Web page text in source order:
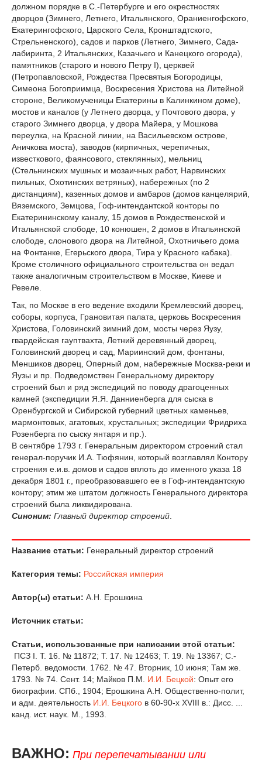
должном порядке в С.-Петербурге и его окрестностях
дворцов (Зимнего, Летнего, Итальянского, Ораниенгофского,
Екатерингофского, Царского Села, Кронштадтского,
Стрельненского), садов и парков (Летнего, Зимнего, Сада-
лабиринта, 2 Итальянских, Казачьего и Канецкого огорода),
памятников (старого и нового Петру I), церквей
(Петропавловской, Рождества Пресвятыя Богородицы,
Симеона Богоприимца, Воскресения Христова на Литейной
стороне, Великомученицы Екатерины в Калинкином доме),
мостов и каналов (у Летнего дворца, у Почтового двора, у
старого Зимнего дворца, у двора Майера, у Мошкова
переулка, на Красной линии, на Васильевском острове,
Аничкова моста), заводов (кирпичных, черепичных,
известкового, фаянсового, стеклянных), мельниц
(Стельнинских мушных и мозаичных работ, Нарвинских
пильных, Охотинских ветряных), набережных (по 2
дистанциям), казенных домов и амбаров (домов канцелярий,
Вяземского, Земцова, Гоф-интендантской конторы по
Екатерининскому каналу, 15 домов в Рождественской и
Итальянской слободе, 10 конюшен, 2 домов в Итальянской
слободе, слонового двора на Литейной, Охотничьего дома
на Фонтанке, Егерьского двора, Тира у Красного кабака).
Кроме столичного официального строительства он ведал
также аналогичным строительством в Москве, Киеве и
Ревеле.
Так, по Москве в его ведение входили Кремлевский дворец,
соборы, корпуса, Грановитая палата, церковь Воскресения
Христова, Головинский зимний дом, мосты через Яузу,
гвардейская гауптвахта, Летний деревянный дворец,
Головинский дворец и сад, Мариинский дом, фонтаны,
Меншиков дворец, Оперный дом, набережные Москва-реки и
Яузы и пр. Подведомствен Генеральному директору
строений был и ряд экспедиций по поводу драгоценных
камней (экспедиции Я.Я. Данниенберга для сыска в
Оренбургской и Сибирской губерний цветных каменьев,
мармонтовых, агатовых, хрустальных; экспедиции Фридриха
Розенберга по сыску янтаря и пр.).
В сентябре 1793 г. Генеральным директором строений стал
генерал-поручик И.А. Тюфянин, который возглавлял Контору
строения е.и.в. домов и садов вплоть до именного указа 18
декабря 1801 г., преобразовавшего ее в Гоф-интендантскую
контору; этим же штатом должность Генерального директора
строений была ликвидирована.
Синоним: Главный директор строений
Название статьи: Генеральный директор строений
Категория темы: Российская империя
Автор(ы) статьи: А.Н. Ерошкина
Источник статьи:
Статьи, использованные при написании этой статьи:
ПСЗ I. Т. 16. № 11872; Т. 17. № 12463; Т. 19. № 13367; С.-
Петерб. ведомости. 1762. № 47. Вторник, 10 июня; Там же.
1793. № 74. Сент. 14; Майков П.М. И.И. Бецкой: Опыт его
биографии. СПб., 1904; Ерошкина А.Н. Общественно-полит,
и адм. деятельность И.И. Бецкого в 60-90-х XVIII в.: Дисс. ...
канд. ист. наук. М., 1993.
ВАЖНО: При перепечатывании или